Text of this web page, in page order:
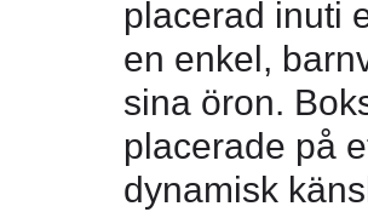
placerad inuti
en enkel,
sina öron.
placerade på
dynamisk